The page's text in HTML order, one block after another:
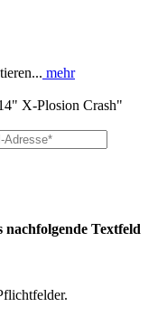
mehr
X-Plosion Crash"
nachfolgende Textfeld